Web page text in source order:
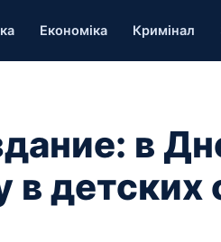
Економіка Кримінал
в
в детских